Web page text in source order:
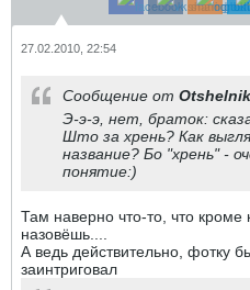
27.02.2010, 22:54
Сообщение от Otshelnik
Э-э-э, нет, браток:
Што за хрень? Как
название? Бо "хрень" -
понятие:)
Там наверно что-то, что кроме
назовёшь....
А ведь действительно, фотку
заинтриговал